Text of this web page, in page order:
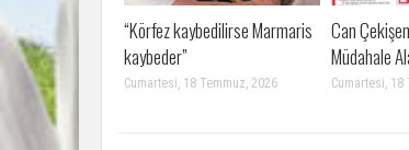
“Körfez kaybedilirse Marmaris
kaybeder”
Cumartesi, 18 Temmuz, 2026
Can
Müdahale
Cumartesi, 18